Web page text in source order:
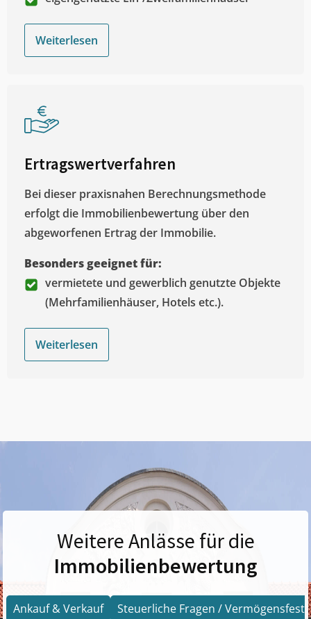
Weiterlesen
Ertragswertverfahren
Bei dieser praxisnahen Berechnungsmethode
erfolgt die Immobilienbewertung über den
abgeworfenen Ertrag der Immobilie.
Besonders geeignet für:
vermietete und gewerblich genutzte Objekte
(Mehrfamilienhäuser, Hotels etc.).
Weiterlesen
Weitere Anlässe für die
Immobilienbewertung
Ankauf & Verkauf Steuerliche Fragen /